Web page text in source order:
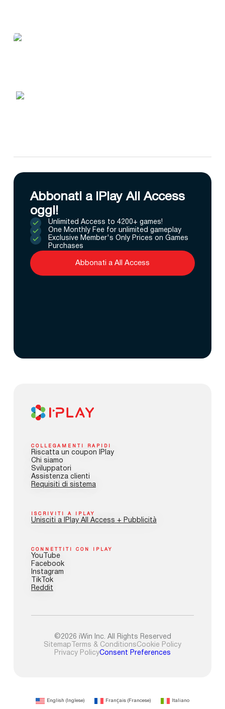
Abbonati a IPlay All Access
oggi!
Unlimited Access to 4200+ games!
One Monthly Fee for unlimited gameplay
Exclusive Member's Only Prices on Games
Purchases
Abbonati a All Access
COLLEGAMENTI RAPIDI
Riscatta un coupon IPlay
Chi siamo
Sviluppatori
Assistenza clienti
Requisiti di sistema
ISCRIVITI A IPLAY
Unisciti a IPlay All Access + Pubblicità
CONNETTITI CON IPLAY
YouTube
Facebook
Instagram
TikTok
Reddit
©2026 iWin Inc. All Rights Reserved
Sitemap Terms & ConditionsCookie Policy
Privacy PolicyConsent Preferences
English ( Inglese) Français ( Francese) Italiano